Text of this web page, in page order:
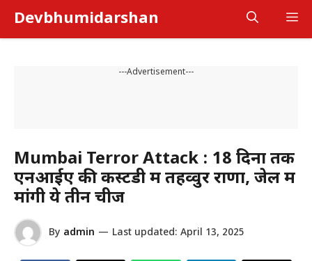
content
Devbhumidarshan
---Advertisement---
Mumbai Terror Attack : 18 दिनों तक
एनआईए की कस्टडी में तहव्वुर राणा, जेल में
मांगी ये तीन चीजें
By admin — Last updated: April 13, 2025